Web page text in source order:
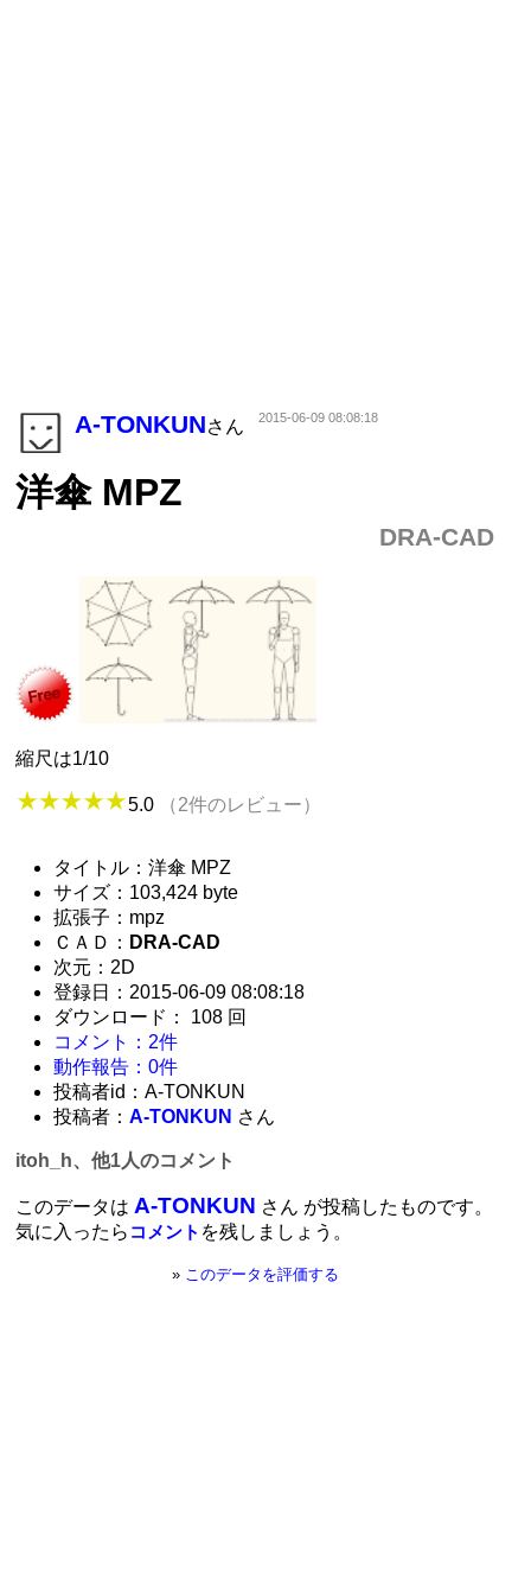
A-TONKUNさん 2015-06-09 08:08:18
洋傘 MPZ
DRA-CAD
縮尺は1/10
5.0 （2件のレビュー）
タイトル：洋傘 MPZ
サイズ：103,424 byte
拡張子：mpz
ＣＡＤ： DRA-CAD
次元：2D
登録日：2015-06-09 08:08:18
ダウンロード： 108 回
コメント：2件
動作報告：0件
投稿者id：A-TONKUN
投稿者：A-TONKUN さん
itoh_h、他1人のコメント
このデータは A-TONKUN さん が投稿したものです。
気に入ったら コメント を残しましょう。
» このデータを評価する